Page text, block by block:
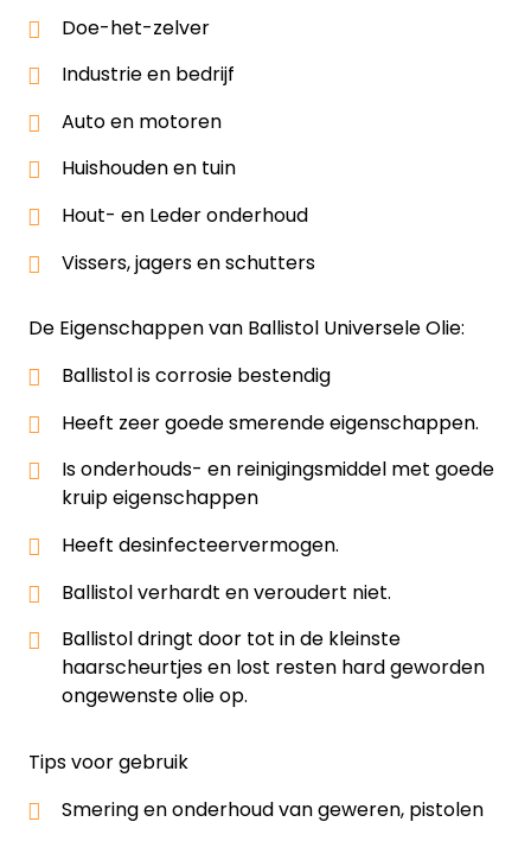
Doe-het-zelver
Industrie en bedrijf
Auto en motoren
Huishouden en tuin
Hout- en Leder onderhoud
Vissers, jagers en schutters
De Eigenschappen van Ballistol Universele Olie:
Ballistol is corrosie bestendig
Heeft zeer goede smerende eigenschappen.
Is onderhouds- en reinigingsmiddel met goede
kruip eigenschappen
Heeft desinfecteervermogen.
Ballistol verhardt en veroudert niet.
Ballistol dringt door tot in de kleinste
haarscheurtjes en lost resten hard geworden
ongewenste olie op.
Tips voor gebruik
Smering en onderhoud van geweren, pistolen